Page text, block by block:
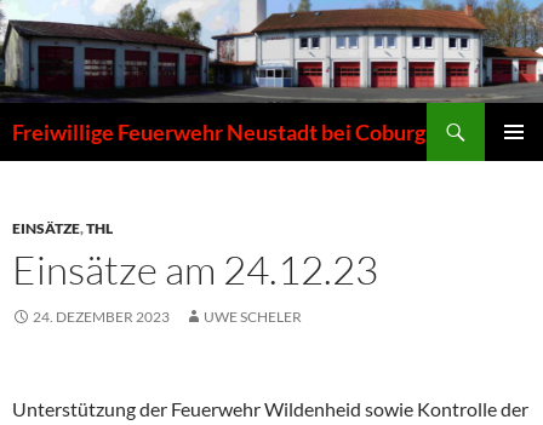
Zum
Inhalt
springen
Freiwillige Feuerwehr Neustadt bei Coburg
EINSÄTZE,THL
Einsätze am 24.12.23
24. DEZEMBER 2023 UWE SCHELER
Unterstützung der Feuerwehr Wildenheid sowie Kontrolle der